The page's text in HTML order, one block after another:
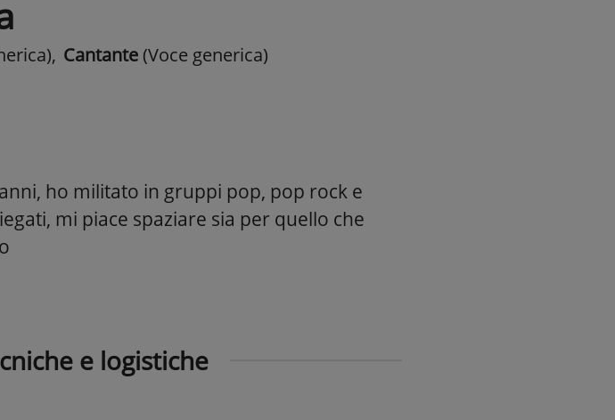
, Cantante (Voce generica)
ho militato in gruppi pop, pop rock e
mi piace spaziare sia per quello che
e logistiche